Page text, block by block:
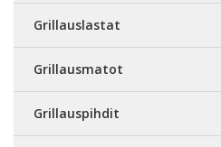
Grillauslastat
Grillausmatot
Grillauspihdit